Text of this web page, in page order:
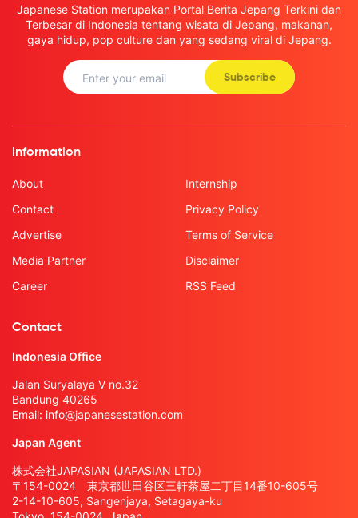
Japanese Station merupakan Portal Berita Jepang Terkini dan
Terbesar di Indonesia tentang wisata di Jepang, makanan,
gaya hidup, pop culture dan yang sedang viral di Jepang.
Subscribe
Information
About
Contact
Advertise
Media Partner
Career
Internship
Privacy Policy
Terms of Service
Disclaimer
RSS Feed
Contact
Indonesia Office
Jalan Suryalaya V no.32
Bandung 40265
Email: info@japanesestation.com
Japan Agent
株式会社JAPASIAN (JAPASIAN LTD.)
〒154-0024 東京都世田谷区三軒茶屋二丁目14番10-605号
2-14-10-605, Sangenjaya, Setagaya-ku